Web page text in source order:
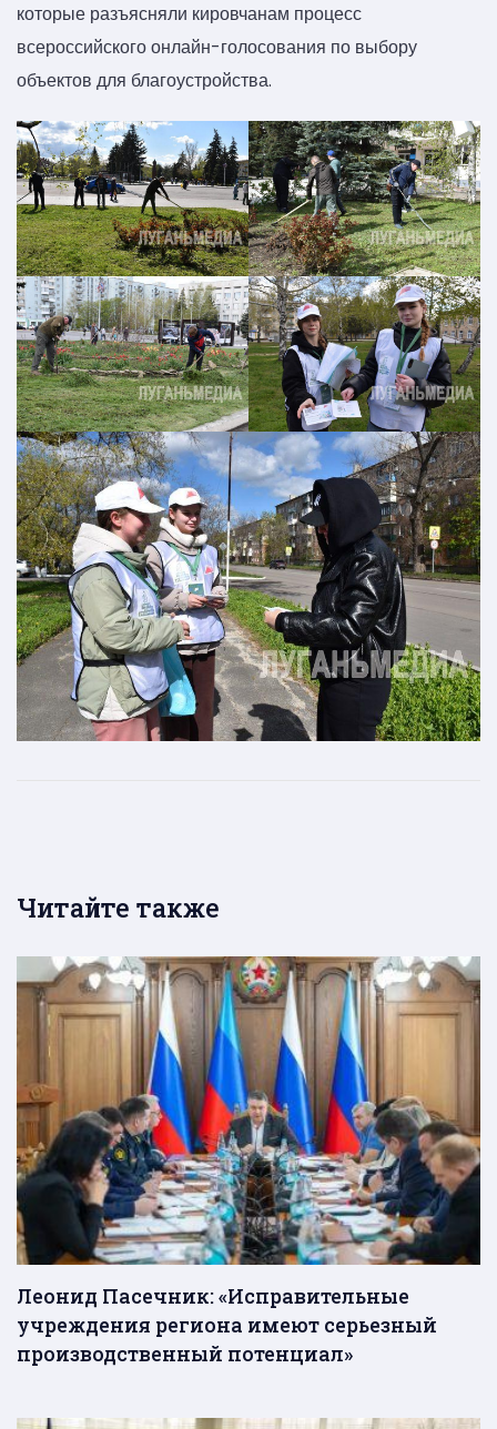
которые разъясняли кировчанам процесс
всероссийского онлайн-голосования по выбору
объектов для благоустройства.
Читайте также
Леонид Пасечник: «Исправительные
учреждения региона имеют серьезный
производственный потенциал»